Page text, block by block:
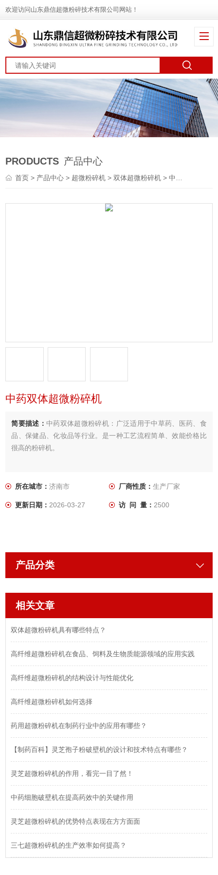
欢迎访问山东鼎信超微粉碎技术有限公司网站！
PRODUCTS 产品中心
首页> 产品中心 > 超微粉碎机 >双体超微粉碎机 > 中药双体超微粉碎机
中药双体超微粉碎机
简要描述： 中药双体超微粉碎机：广泛适用于中草药、医药、食
品、保健品、化妆品等行业。是一种工艺流程简单、效能价格比
很高的粉碎机。
所在城市：济南市 厂商性质： 生产厂家
更新日期：2026-03-27 访 问 量： 2500
产品分类
相关文章
双体超微粉碎机具有哪些特点？
高纤维超微粉碎机在食品、饲料及生物质能源领域的应用实践
高纤维超微粉碎机的结构设计与性能优化
高纤维超微粉碎机如何选择
药用超微粉碎机在制药行业中的应用有哪些？
【制药百科】灵芝孢子粉破壁机的设计和技术特点有哪些？
灵芝超微粉碎机的作用，看完一目了然！
中药细胞破壁机在提高药效中的关键作用
灵芝超微粉碎机的优势特点表现在方方面面
三七超微粉碎机的生产效率如何提高？